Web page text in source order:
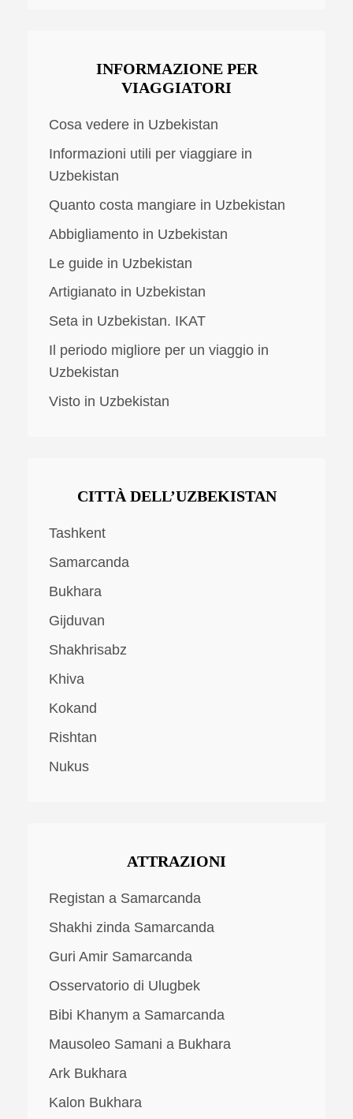
INFORMAZIONE PER
VIAGGIATORI
Cosa vedere in Uzbekistan
Informazioni utili per viaggiare in
Uzbekistan
Quanto costa mangiare in Uzbekistan
Abbigliamento in Uzbekistan
Le guide in Uzbekistan
Artigianato in Uzbekistan
Seta in Uzbekistan. IKAT
Il periodo migliore per un viaggio in
Uzbekistan
Visto in Uzbekistan
CITTÀ DELL’UZBEKISTAN
Tashkent
Samarcanda
Bukhara
Gijduvan
Shakhrisabz
Khiva
Kokand
Rishtan
Nukus
ATTRAZIONI
Registan a Samarcanda
Shakhi zinda Samarcanda
Guri Amir Samarcanda
Osservatorio di Ulugbek
Bibi Khanym a Samarcanda
Mausoleo Samani a Bukhara
Ark Bukhara
Kalon Bukhara